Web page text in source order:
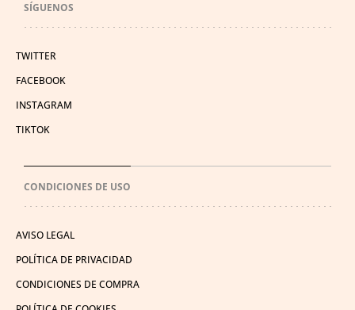
SÍGUENOS
TWITTER
FACEBOOK
INSTAGRAM
TIKTOK
CONDICIONES DE USO
AVISO LEGAL
POLÍTICA DE PRIVACIDAD
CONDICIONES DE COMPRA